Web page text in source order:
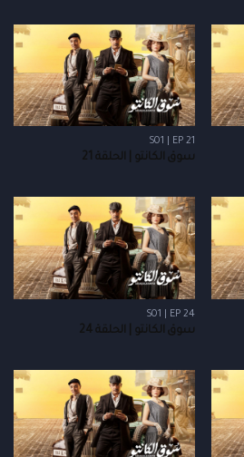
S01 | EP 21
سوق الكانتو | الحلقة 21
S01 | EP 24
سوق الكانتو | الحلقة 24